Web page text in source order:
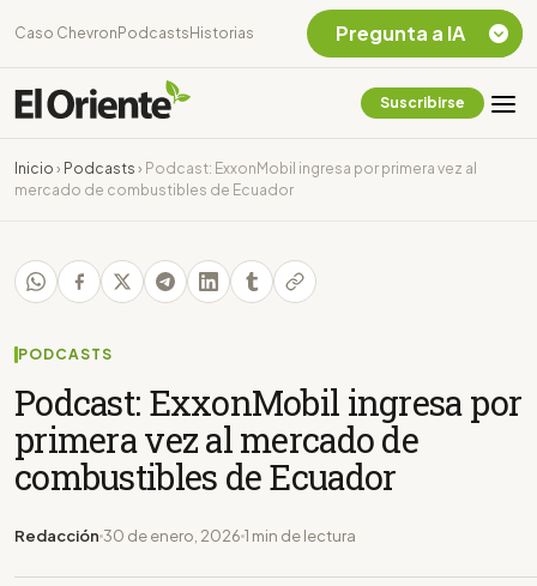
Caso Chevron Podcasts Historias
Suscribirse
Inicio › Podcasts › Podcast: ExxonMobil ingresa por primera vez al
mercado de combustibles de Ecuador
PODCASTS
Podcast: ExxonMobil ingresa por
primera vez al mercado de
combustibles de Ecuador
Redacción 30 de enero, 2026 1 min de lectura
Pregunta a IA
Chevron Ecuador